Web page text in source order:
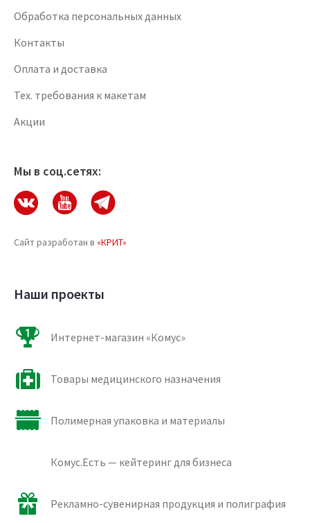
Обработка персональных данных
Контакты
Оплата и доставка
Тех. требования к макетам
Акции
Мы в соц.сетях:
Сайт разработан в «КРИТ»
Наши проекты
Интернет-магазин «Комус»
Товары медицинского назначения
Полимерная упаковка и материалы
Комус.Есть — кейтеринг для бизнеса
Рекламно-сувенирная продукция и полиграфия